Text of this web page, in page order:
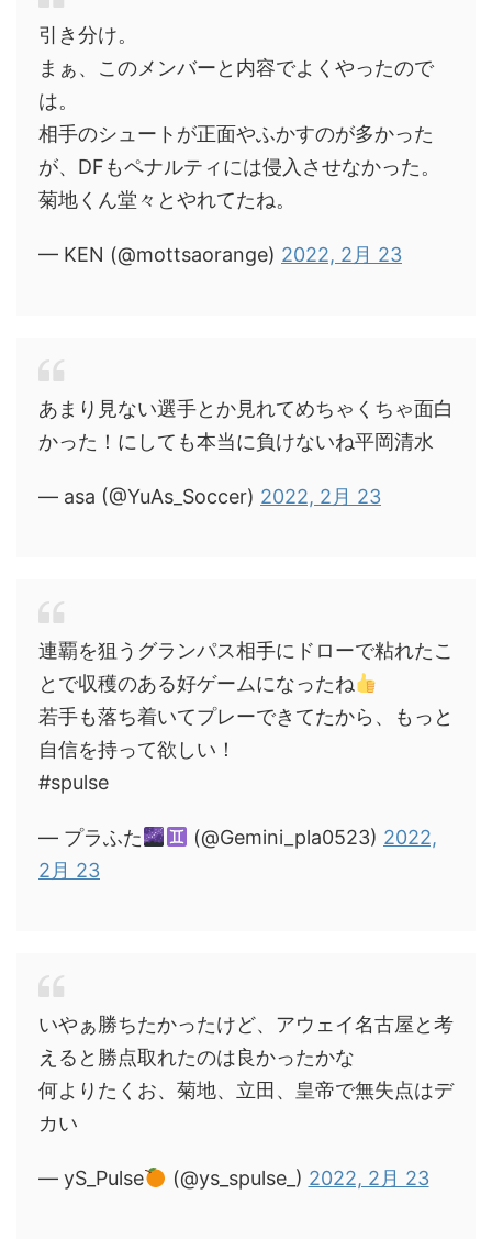
引き分け。
まぁ、このメンバーと内容でよくやったので
は。
相手のシュートが正面やふかすのが多かった
が、DFもペナルティには侵入させなかった。
菊地くん堂々とやれてたね。
— KEN (@mottsaorange) 2022, 2月 23
あまり見ない選手とか見れてめちゃくちゃ面白
かった！にしても本当に負けないね平岡清水
— asa (@YuAs_Soccer) 2022, 2月 23
連覇を狙うグランパス相手にドローで粘れたこ
とで収穫のある好ゲームになったね
若手も落ち着いてプレーできてたから、もっと
自信を持って欲しい！
#spulse
— プラふた (@Gemini_pla0523) 2022,
2月 23
いやぁ勝ちたかったけど、アウェイ名古屋と考
えると勝点取れたのは良かったかな
何よりたくお、菊地、立田、皇帝で無失点はデ
カい
— yS_Pulse (@ys_spulse_) 2022, 2月 23